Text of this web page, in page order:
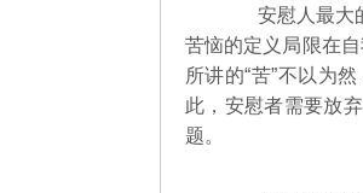
安慰人最大的
苦恼的定义局限在
所讲的“苦”不以为
此，安慰者需要放
题。